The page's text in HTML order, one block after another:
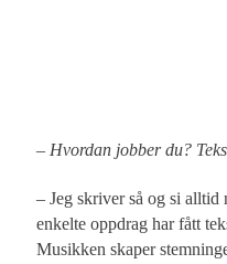
– Hvordan jobber du?
– Jeg skriver så og si
enkelte oppdrag har fått
Musikken skaper